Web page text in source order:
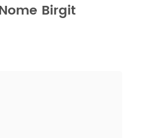
Birgit